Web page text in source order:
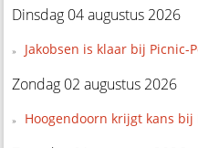
Dinsdag 04 augustus 2026
Jakobsen is klaar bij Picnic-
Zondag 02 augustus 2026
Hoogendoorn krijgt kans bij